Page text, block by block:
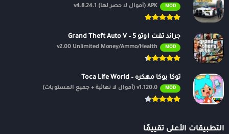
MOD APK (أموال لا حصر لها) v4.8.24.1
جراند ثفت أوتو 5 – Grand Theft Auto V
MOD
v2.00 Unlimited Money/Ammo/Health
توكا بوكا مهكره – Toca Life World
MOD v1.120.0 (أموال لا نهائية + جميع المستويات)
التطبيقات الأعلى تقييمًا